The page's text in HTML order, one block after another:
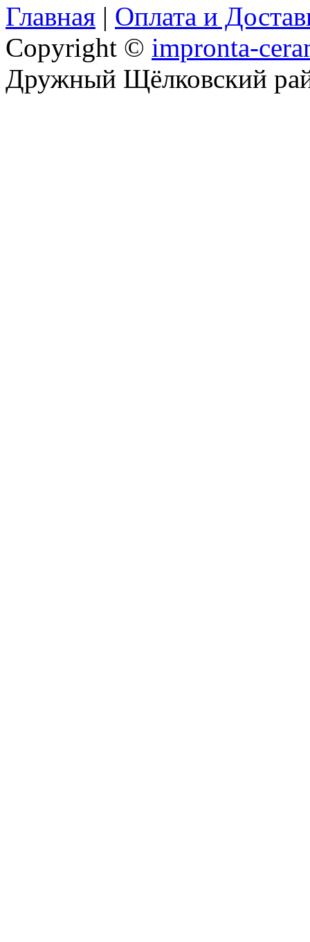
Главная | Оплата и
Copyright © impronta-
Дружный Щёлковский